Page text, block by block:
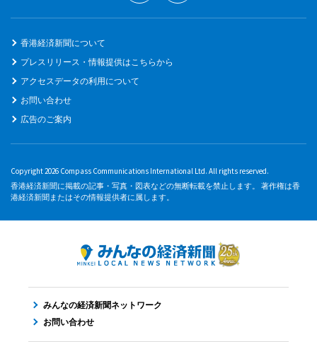
香港経済新聞について
プレスリリース・情報提供はこちらから
アクセスデータの利用について
お問い合わせ
広告のご案内
Copyright 2026 Compass Communications International Ltd. All rights reserved.
香港経済新聞に掲載の記事・写真・図表などの無断転載を禁止します。 著作権は香
港経済新聞またはその情報提供者に属します。
みんなの経済新聞ネットワーク
お問い合わせ